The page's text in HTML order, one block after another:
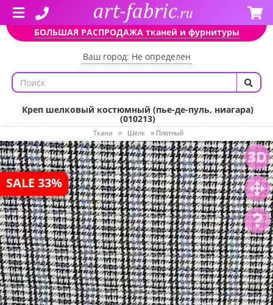
БОЛЬШАЯ РАСПРОДАЖА тканей и фурнитуры
Ваш город: Не определен
Креп шелковый костюмный (пье-де-пуль, ниагара)
(010213)
Ткани » Шелк » Плотный
3D
SALE 33%